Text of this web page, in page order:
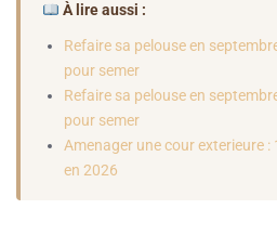
À lire aussi :
Refaire sa pelouse en
pour semer
Refaire sa pelouse en
pour semer
Amenager une cour exterieure :
en 2026